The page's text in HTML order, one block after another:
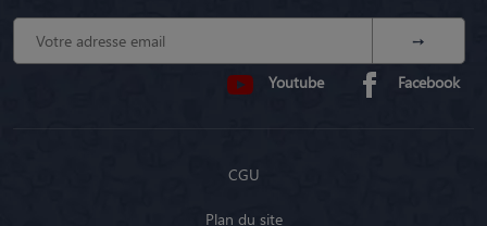
Youtube Facebook
CGU
Plan du site